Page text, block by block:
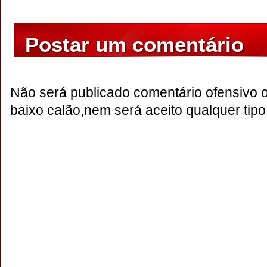
Postar um comentário
Não será publicado comentário ofensivo
baixo calão,nem será aceito qualquer